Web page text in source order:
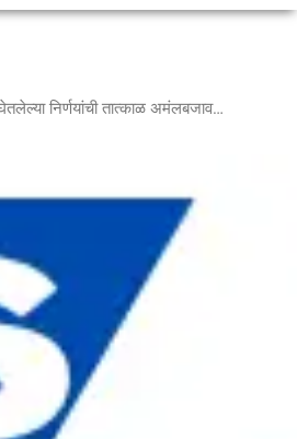
शेतकरी लाँग मार्चच्या मागण्यांवर घेतलेल्या निर्णयांची तात्काळ अमंलबजावणी, जिल्हा प्रशासनाला मुख्यमंत्री एकनाथ शिंदे यांचे निर्देश